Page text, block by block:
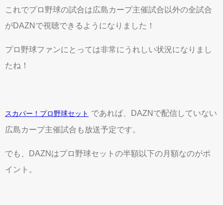
これでプロ野球の試合は広島カープ主催試合以外の全試合
がDAZNで視聴できるようになりました！
プロ野球ファンにとっては非常にうれしい状況になりまし
たね！
スカパー！プロ野球セット であれば、DAZNで配信していない
広島カープ主催試合も放送予定です。
でも、DAZNはプロ野球セットの半額以下の月額なのがポ
イント。